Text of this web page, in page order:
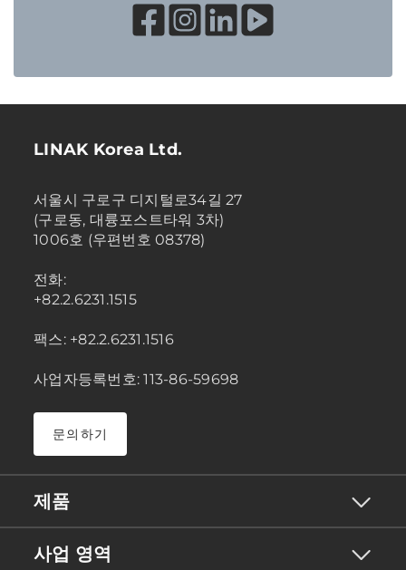
LINAK Korea Ltd.
서울시 구로구 디지털로34길 27
(구로동, 대륭포스트타워 3차)
1006호 (우편번호 08378)
전화:
+82.2.6231.1515
팩스: +82.2.6231.1516
사업자등록번호: 113-86-59698
문의하기
제품
사업 영역